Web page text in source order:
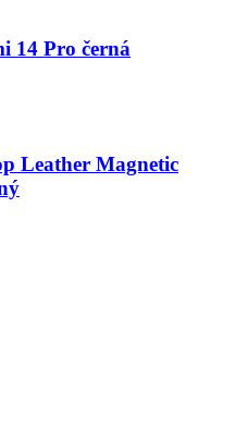
14 Pro černá
Leather Magnetic